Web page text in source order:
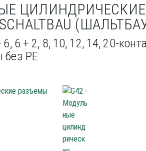
6 + 2, 8, 10, 12, 14, 20-
PE